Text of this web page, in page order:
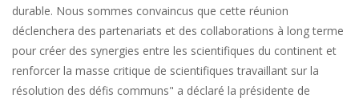
durable. Nous sommes convaincus que cette réunion
déclenchera des partenariats et des collaborations à long terme
pour créer des synergies entre les scientifiques du continent et
renforcer la masse critique de scientifiques travaillant sur la
résolution des défis communs" a déclaré la présidente de